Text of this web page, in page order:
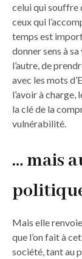
celui qui souffre
ceux qui
temps est
donner sens à
l’autre, de
avec les mots
l’avoir à charge,
la clé de la
vulnérabilité.
…mais
Mais elle
que l’on fait à
société, tant au